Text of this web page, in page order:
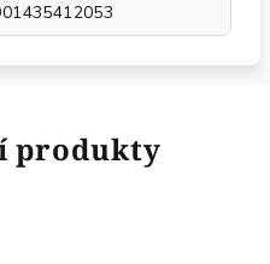
produkty